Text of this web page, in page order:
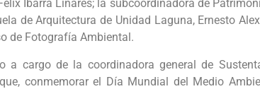
Ibarra Linares; la subcoordinadora de
de Arquitectura de Unidad Laguna, Ernesto
de Fotografía Ambiental.
a cargo de la coordinadora general de
conmemorar el Día Mundial del Medio